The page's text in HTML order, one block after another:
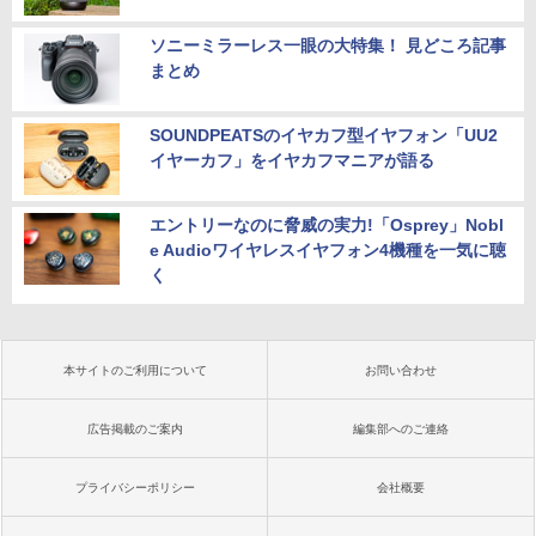
ソニーミラーレス一眼の大特集！ 見どころ記事
まとめ
SOUNDPEATSのイヤカフ型イヤフォン「UU2
イヤーカフ」をイヤカフマニアが語る
エントリーなのに脅威の実力!「Osprey」Nobl
e Audioワイヤレスイヤフォン4機種を一気に聴
く
本サイトのご利用について お問い合わせ
広告掲載のご案内 編集部へのご連絡
プライバシーポリシー 会社概要